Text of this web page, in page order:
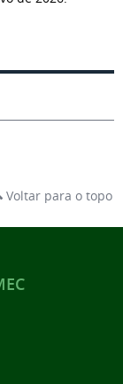
Voltar para o topo